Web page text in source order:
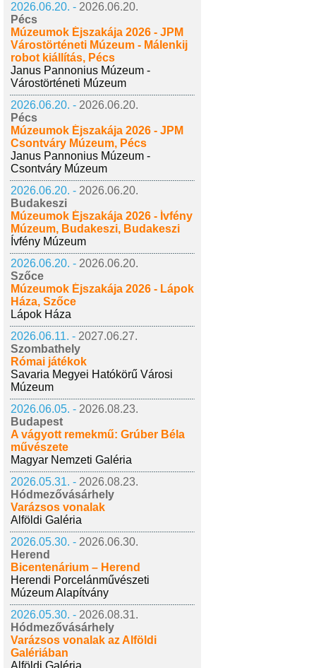
2026.06.20. - 2026.06.20.
Pécs
Múzeumok Éjszakája 2026 - JPM
Várostörténeti Múzeum - Málenkij
robot kiállítás, Pécs
Janus Pannonius Múzeum -
Várostörténeti Múzeum
2026.06.20. - 2026.06.20.
Pécs
Múzeumok Éjszakája 2026 - JPM
Csontváry Múzeum, Pécs
Janus Pannonius Múzeum -
Csontváry Múzeum
2026.06.20. - 2026.06.20.
Budakeszi
Múzeumok Éjszakája 2026 - Ívfény
Múzeum, Budakeszi, Budakeszi
Ívfény Múzeum
2026.06.20. - 2026.06.20.
Szőce
Múzeumok Éjszakája 2026 - Lápok
Háza, Szőce
Lápok Háza
2026.06.11. - 2027.06.27.
Szombathely
Római játékok
Savaria Megyei Hatókörű Városi
Múzeum
2026.06.05. - 2026.08.23.
Budapest
A vágyott remekmű: Grúber Béla
művészete
Magyar Nemzeti Galéria
2026.05.31. - 2026.08.23.
Hódmezővásárhely
Varázsos vonalak
Alföldi Galéria
2026.05.30. - 2026.06.30.
Herend
Bicentenárium – Herend
Herendi Porcelánművészeti
Múzeum Alapítvány
2026.05.30. - 2026.08.31.
Hódmezővásárhely
Varázsos vonalak az Alföldi
Galériában
Alföldi Galéria